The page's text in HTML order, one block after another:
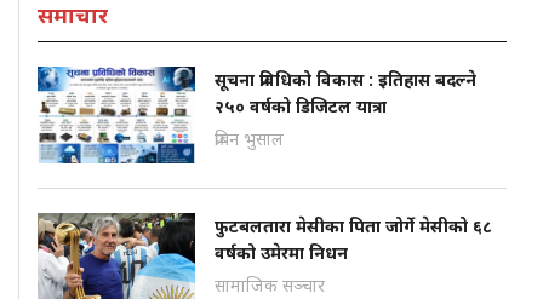
समाचार
सूचना प्रविधिको विकास : इतिहास बदल्ने
२५० वर्षको डिजिटल यात्रा
प्रबिन भुसाल
फुटबलतारा मेसीका पिता जोर्गे मेसीको ६८
वर्षको उमेरमा निधन
सामाजिक सञ्चार